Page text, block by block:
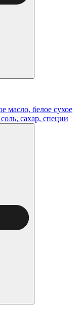
масло, белое сухое
сахар, специи